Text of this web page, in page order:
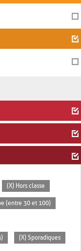
(X) Hors classe
(entre 30 et 100)
(X) Sporadiques